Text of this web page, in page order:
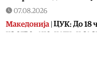
07.08.2026
Македонија ЦУК: До 18
на отворено, четири се